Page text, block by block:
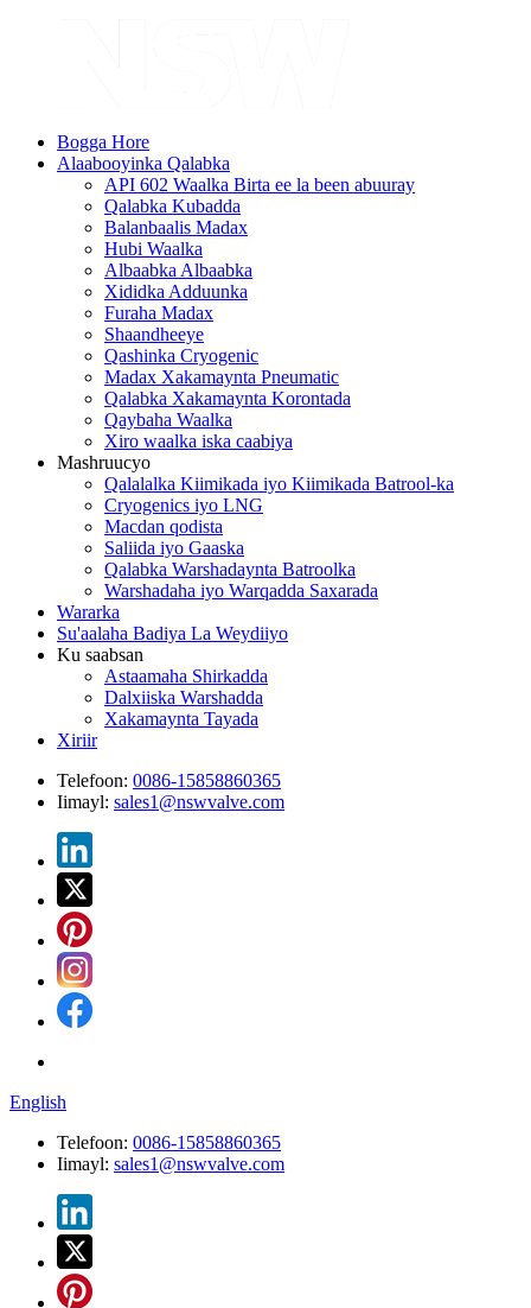
Bogga Hore
Alaabooyinka Qalabka
API 602 Waalka Birta ee la been abuuray
Qalabka Kubadda
Balanbaalis Madax
Hubi Waalka
Albaabka Albaabka
Xididka Adduunka
Furaha Madax
Shaandheeye
Qashinka Cryogenic
Madax Xakamaynta Pneumatic
Qalabka Xakamaynta Korontada
Qaybaha Waalka
Xiro waalka iska caabiya
Mashruucyo
Qalalalka Kiimikada iyo Kiimikada Batrool-ka
Cryogenics iyo LNG
Macdan qodista
Saliida iyo Gaaska
Qalabka Warshadaynta Batroolka
Warshadaha iyo Warqadda Saxarada
Wararka
Su'aalaha Badiya La Weydiiyo
Ku saabsan
Astaamaha Shirkadda
Dalxiiska Warshadda
Xakamaynta Tayada
Xiriir
Telefoon: 0086-15858860365
Iimayl: sales1@nswvalve.com
English
Telefoon: 0086-15858860365
Iimayl: sales1@nswvalve.com